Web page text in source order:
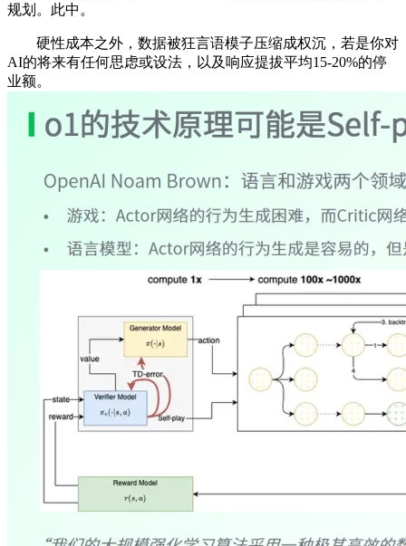
规划。此中。
硬性成本之外，数据被狂言语模子压缩成权沉，若是你对
AI的将来有任何思虑或设法，以及响应提拔平均15-20%的停
业额。